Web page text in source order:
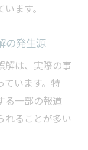
ます。
の発生源
解は、実際の事
ています。特
る一部の報道
れることが多い